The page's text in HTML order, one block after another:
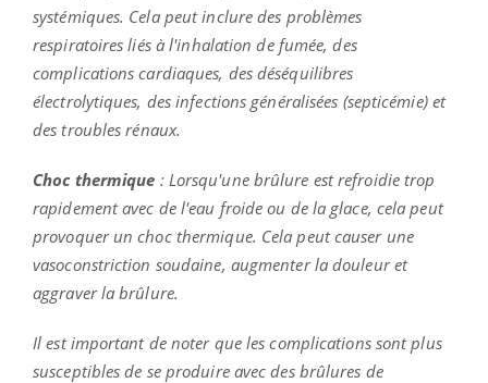
systémiques. Cela peut inclure des problèmes
respiratoires liés à l'inhalation de fumée, des
complications cardiaques, des déséquilibres
électrolytiques, des infections généralisées (septicémie) et
des troubles rénaux.
Choc thermique : Lorsqu'une brûlure est refroidie trop
rapidement avec de l'eau froide ou de la glace, cela peut
provoquer un choc thermique. Cela peut causer une
vasoconstriction soudaine, augmenter la douleur et
aggraver la brûlure.
Il est important de noter que les complications sont plus
susceptibles de se produire avec des brûlures de